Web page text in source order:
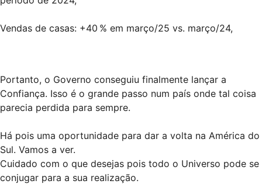
Vendas de casas: +40 % em março/25 vs. março/24,
Portanto, o Governo conseguiu finalmente lançar a
Confiança. Isso é o grande passo num país onde tal coisa
parecia perdida para sempre.
Há pois uma oportunidade para dar a volta na América do
Sul. Vamos a ver.
Cuidado com o que desejas pois todo o Universo pode se
conjugar para a sua realização.